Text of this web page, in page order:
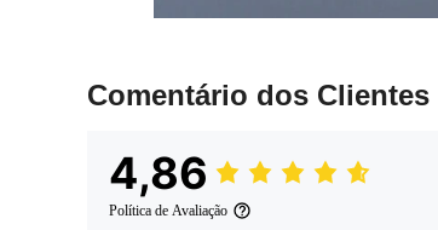
Comentário dos Clientes
4,86
Política de Avaliação